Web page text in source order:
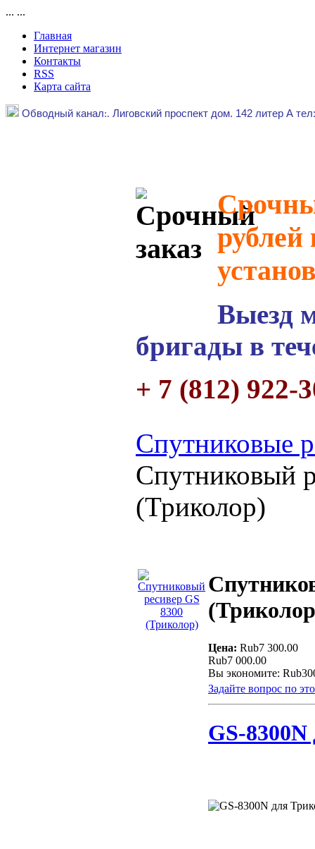
... ...
Главная
Интернет магазин
Контакты
RSS
Карта сайта
Обводный канал:. Лиговский проспект дом. 142 литер А
рублей
Выезд
бригады в
+ 7 (812) 922-
Спутниковые
Спутниковый
(Триколор)
Цена: Rub7 300.00
Rub7 000.00
Вы экономите:
Задайте вопрос по
GS-